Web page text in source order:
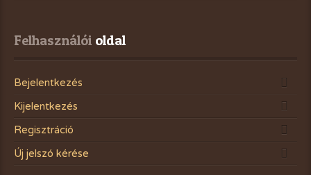
Felhasználói oldal
Bejelentkezés
Kijelentkezés
Regisztráció
Új jelszó kérése